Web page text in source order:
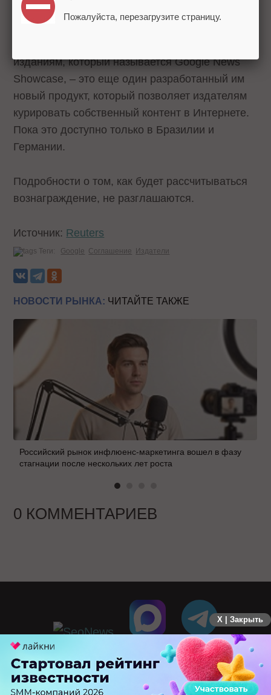
газеты Le Monde и Le Figaro.
изданиям, который называется Google News
Showcase, – это еще один разработанный им
новый продукт, который позволяет издателям
курировать собственный контент в Интернете.
Пока это доступно только в Бразилии и
Германии.
Подробности о том, как будет рассчитываться
вознаграждение, не разглашаются.
Источник: Reuters
Теги: Google Соглашение Издатели
НОВОСТИ РЫНКА: ЧИТАЙТЕ ТАКЖЕ
Российский рынок инфлюенс-маркетинга вошел в фазу
стагнации после нескольких лет роста
0 КОММЕНТАРИЕВ
X | Закрыть
ПЕРЕЙТИ НА ПОЛНУЮ ВЕРСИЮ
© SEOnews.ru Все права защищены. 2026
Пожалуйста, перезагрузите страницу.